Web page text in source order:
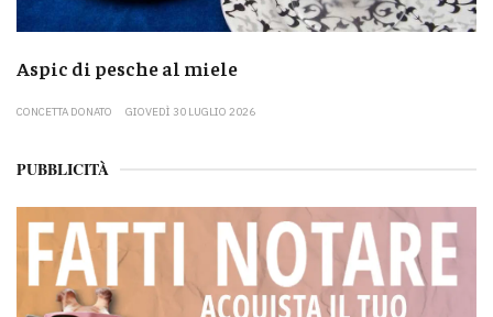
Aspic di pesche al miele
CONCETTA DONATO GIOVEDÌ 30 LUGLIO 2026
PUBBLICITÀ